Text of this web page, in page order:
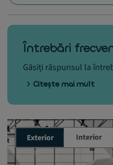
Întrebări
Găsiți răspunsul la
Citește mai mult
Exterior Interior